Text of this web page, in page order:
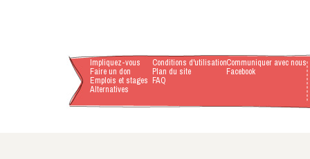
Impliquez-vous
Faire un don
Emplois et stages
Alternatives
Conditions d'utilisation
Plan du site
FAQ
Communiquer avec nous
Facebook